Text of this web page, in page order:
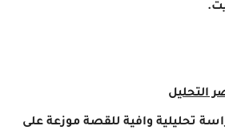
التحليل
تحليلية وافية للقصة موزعة على